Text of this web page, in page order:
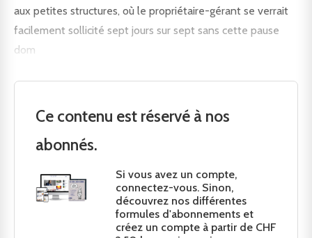
aux petites structures, où le propriétaire-gérant se verrait
facilement sollicité sept jours sur sept sans cette pause
dom
Ce contenu est réservé à nos
abonnés.
Si vous avez un compte,
connectez-vous. Sinon,
découvrez nos différentes
formules d'abonnements et
créez un compte à partir de CHF